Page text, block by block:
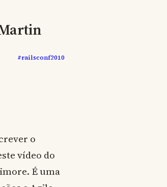
#railsconf2010
o
vídeo do
É uma